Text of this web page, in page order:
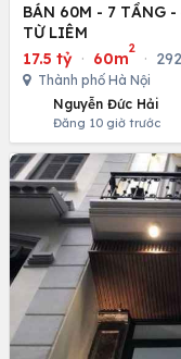
BÁN 60M - 7 TẦNG
TỪ LIÊM
17.5 tỷ · 60m
2
·
Thành phố Hà Nội
Nguyễn Đức Hải
Đăng 10 giờ trước